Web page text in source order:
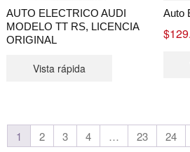
AUTO ELECTRICO AUDI
MODELO TT RS, LICENCIA
ORIGINAL
Vista rápida
Auto
$
1 2 3 4 … 23 24